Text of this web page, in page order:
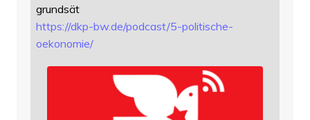
grundsät
https://dkp-bw.de/podcast/5-politische-
oekonomie/